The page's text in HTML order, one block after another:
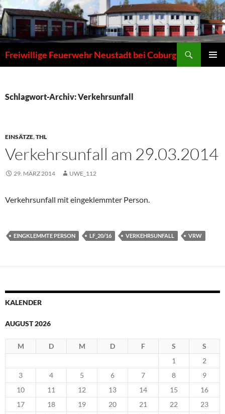
Zum
Inhalt
springen
Freiwillige Feuerwehr Neustadt bei Coburg
Schlagwort-Archiv: Verkehrsunfall
EINSÄTZE,THL
Verkehrsunfall am 29.03.2014
29. MÄRZ 2014 UWE_112
Verkehrsunfall mit eingeklemmter Person.
EINGKLEMMTE PERSON LF_20/16 VERKEHRSUNFALL VRW
KALENDER
AUGUST 2026
M D M D F S S
1
2
3
4 5 6 7 8
9
10
11 12 13 14 15
16
17
18 19 20 21 22
23